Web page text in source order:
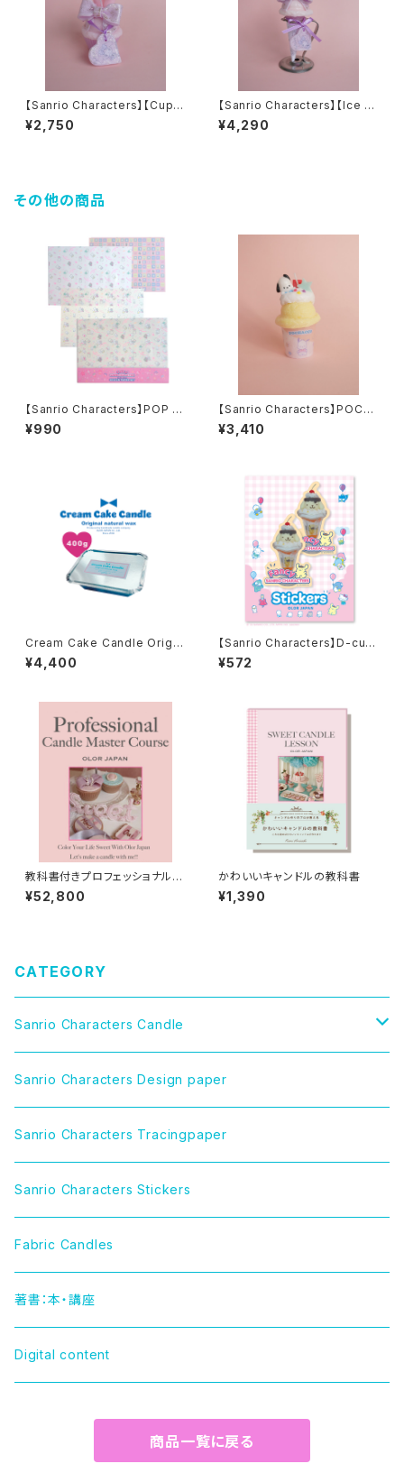
【Sanrio Characters】【Cupc
ake】MY MELODYx LARMEx
OLOR JAPAN Collaboratio
¥2,750
【Sanrio Characters】【Ice st
and】マMY MELODYx LARM
ExOLOR JAPAN Collaborati
¥4,290
その他の商品
【Sanrio Characters】POP PI
NK PRINT!Tracing paper s
et /NYA・NI・NYU・NYE・NYO
¥990
【Sanrio Characters】POCH
ACCO CANDLE
¥3,410
Cream Cake Candle Origin
al Wax 400g
¥4,400
【Sanrio Characters】D-cut
Stickers/POMPOMPURIN/
ダイカットステッカー
¥572
教科書付きプロフェッショナル・
マスターキャンドル/2年間/オン
ライン講座
¥52,800
かわいいキャンドルの教科書
¥1,390
CATEGORY
Sanrio Characters Candle
CINNAMOROLL（シナモロール）
LITTLE TWIN STARS（リトルツインスターズ）
MY MELODY（マイメロディ）
MARRONCREAM（マロンクリーム）
HELLO KITTY（ハローキティー）
TUXEDOSAM（タキシードサム）
POMPOMPURIN（ポムポムプリン）
Sanrio Characters Design paper
Sanrio Characters Tracingpaper
Sanrio Characters Stickers
Fabric Candles
著書：本・講座
Digital content
商品一覧に戻る